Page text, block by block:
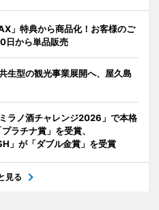
」特典から商品化！お客様のご
日から単品販売
生型の観光事業展開へ、屋久島
ラノ酒チャレンジ2026」で本格
ラチナ賞」を受賞、
」が「ダブル金賞」を受賞
見る